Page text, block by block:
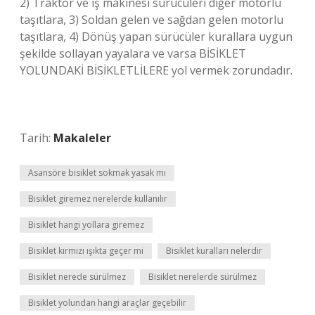
taşıtlara, 3) Soldan gelen ve sağdan gelen motorlu
taşıtlara, 4) Dönüş yapan sürücüler kurallara uygun
şekilde sollayan yayalara ve varsa BİSİKLET
YOLUNDAKİ BİSİKLETLİLERE yol vermek zorundadır.
Tarih: Makaleler
Asansöre bisiklet sokmak yasak mı
Bisiklet giremez nerelerde kullanılır
Bisiklet hangi yollara giremez
Bisiklet kırmızı ışıkta geçer mi Bisiklet kuralları nelerdir
Bisiklet nerede sürülmez Bisiklet nerelerde sürülmez
Bisiklet yolundan hangi araçlar geçebilir